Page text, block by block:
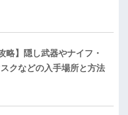
略】隠し武器やナイフ・
クなどの入手場所と方法